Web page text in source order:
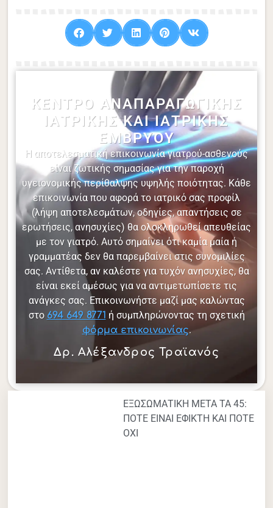
ΚΈΝΤΡΟ ΑΝΑΠΑΡΑΓΩΓΙΚΉΣ
ΙΑΤΡΙΚΉΣ ΚΑΙ ΙΑΤΡΙΚΉΣ
ΕΜΒΡΎΟΥ
Η αποτελεσματική επικοινωνία γιατρού-ασθενούς
είναι ζωτικής σημασίας για την παροχή
υγειονομικής περίθαλψης υψηλής ποιότητας. Κάθε
επικοινωνία που αφορά το ιατρικό σας προφίλ
(λήψη αποτελεσμάτων, οδηγίες, απαντήσεις σε
ερωτήσεις, ανησυχίες) θα ολοκληρωθεί απευθείας
με τον γιατρό. Αυτό σημαίνει ότι καμία μαία ή
γραμματέας δεν θα παρεμβαίνει στις συνομιλίες
σας. Αντίθετα, αν καλέστε για τυχόν ανησυχίες, θα
είναι εκεί αμέσως για να αντιμετωπίσετε τις
ανάγκες σας. Επικοινωνήστε μαζί μας καλώντας
στο 694 649 8771 ή συμπληρώνοντας τη σχετική
φόρμα επικοινωνίας.
Δρ. Αλέξανδρος Τραϊανός
ΕΞΩΣΩΜΑΤΙΚΗ ΜΕΤΑ ΤΑ 45:
ΠΟΤΕ ΕΙΝΑΙ ΕΦΙΚΤΗ ΚΑΙ ΠΟΤΕ
ΟΧΙ